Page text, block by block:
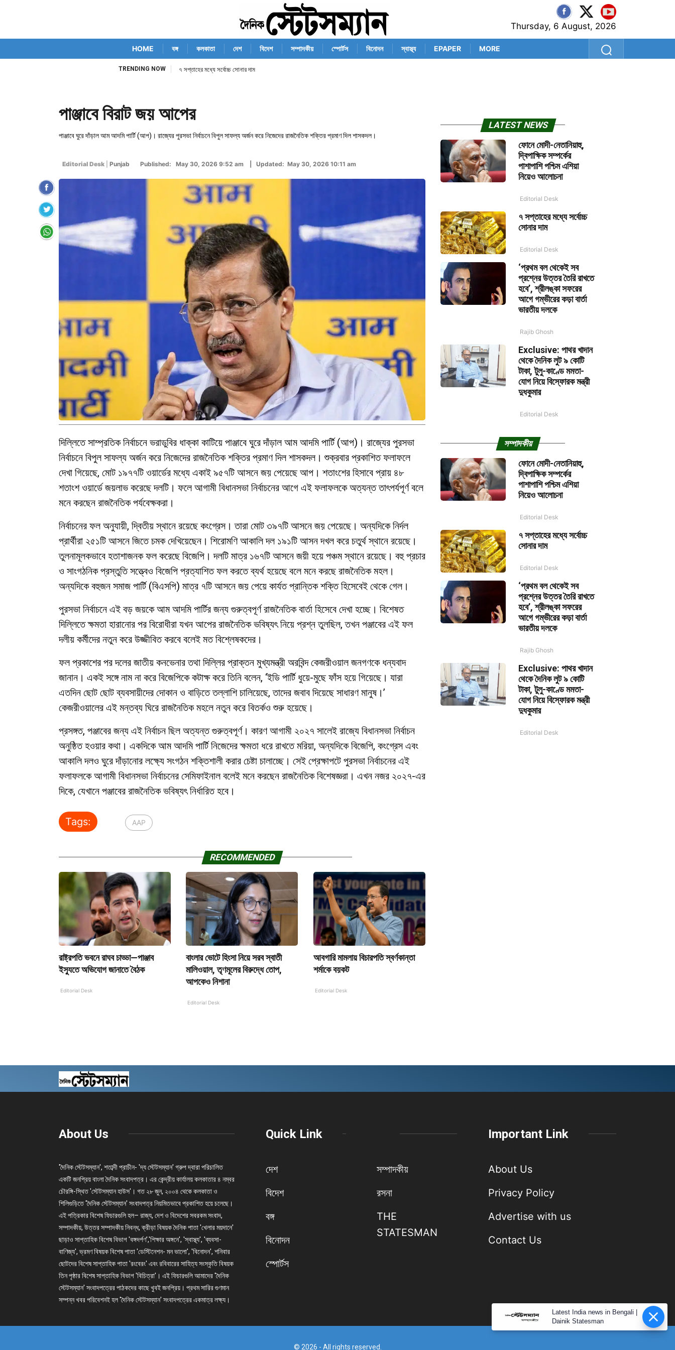
Thursday, 6 August, 2026
HOME বঙ্গ কলকাতা দেশ বিদেশ সম্পাদকীয় স্পোর্টস বিনোদন স্বাস্থ্য EPAPER MORE
TRENDING NOW ৭ সপ্তাহের মধ্যে সর্বোচ্চ সোনার দাম
পাঞ্জাবে বিরাট জয় আপের
পাঞ্জাবে ঘুরে দাঁড়াল আম আদমি পার্টি (আপ)। রাজ্যের পুরসভা নির্বাচনে বিপুল সাফল্য অর্জন করে নিজেদের রাজনৈতিক শক্তির প্রমাণ দিল শাসকদল।
Editorial Desk Punjab Published: May 30, 2026 9:52 am | Updated: May 30, 2026 10:11 am
দিল্লিতে সাম্প্রতিক নির্বাচনে ভরাডুবির ধাক্কা কাটিয়ে পাঞ্জাবে ঘুরে দাঁড়াল আম আদমি পার্টি (আপ)। রাজ্যের পুরসভা
নির্বাচনে বিপুল সাফল্য অর্জন করে নিজেদের রাজনৈতিক শক্তির প্রমাণ দিল শাসকদল। শুক্রবার প্রকাশিত ফলাফলে
দেখা গিয়েছে, মোট ১৯৭৭টি ওয়ার্ডের মধ্যে একাই ৯৫৭টি আসনে জয় পেয়েছে আপ। শতাংশের হিসাবে প্রায় ৪৮
শতাংশ ওয়ার্ডে জয়লাভ করেছে দলটি। ফলে আগামী বিধানসভা নির্বাচনের আগে এই ফলাফলকে অত্যন্ত তাৎপর্যপূর্ণ বলে
মনে করছেন রাজনৈতিক পর্যবেক্ষকরা।
নির্বাচনের ফল অনুযায়ী, দ্বিতীয় স্থানে রয়েছে কংগ্রেস। তারা মোট ৩৯৭টি আসনে জয় পেয়েছে। অন্যদিকে নির্দল
প্রার্থীরা ২৫১টি আসনে জিতে চমক দেখিয়েছেন। শিরোমণি আকালি দল ১৯১টি আসন দখল করে চতুর্থ স্থানে রয়েছে।
তুলনামূলকভাবে হতাশাজনক ফল করেছে বিজেপি। দলটি মাত্র ১৬৭টি আসনে জয়ী হয়ে পঞ্চম স্থানে রয়েছে। বহু প্রচার
ও সাংগঠনিক প্রস্তুতি সত্ত্বেও বিজেপি প্রত্যাশিত ফল করতে ব্যর্থ হয়েছে বলে মনে করছে রাজনৈতিক মহল।
অন্যদিকে বহুজন সমাজ পার্টি (বিএসপি) মাত্র ৭টি আসনে জয় পেয়ে কার্যত প্রান্তিক শক্তি হিসেবেই থেকে গেল।
পুরসভা নির্বাচনে এই বড় জয়কে আম আদমি পার্টির জন্য গুরুত্বপূর্ণ রাজনৈতিক বার্তা হিসেবে দেখা হচ্ছে। বিশেষত
দিল্লিতে ক্ষমতা হারানোর পর বিরোধীরা যখন আপের রাজনৈতিক ভবিষ্যৎ নিয়ে প্রশ্ন তুলছিল, তখন পঞ্জাবের এই ফল
দলীয় কর্মীদের নতুন করে উজ্জীবিত করবে বলেই মত বিশ্লেষকদের।
ফল প্রকাশের পর দলের জাতীয় কনভেনার তথা দিল্লির প্রাক্তন মুখ্যমন্ত্রী অরবিন্দ কেজরীওয়াল জনগণকে ধন্যবাদ
জানান। একই সঙ্গে নাম না করে বিজেপিকে কটাক্ষ করে তিনি বলেন, ‘ইডি পার্টি ধুয়ে-মুছে ফাঁস হয়ে গিয়েছে। যারা
এতদিন ছোট ছোট ব্যবসায়ীদের দোকান ও বাড়িতে তল্লাশি চালিয়েছে, তাদের জবাব দিয়েছে সাধারণ মানুষ।’
কেজরীওয়ালের এই মন্তব্য ঘিরে রাজনৈতিক মহলে নতুন করে বিতর্কও শুরু হয়েছে।
প্রসঙ্গত, পঞ্জাবের জন্য এই নির্বাচন ছিল অত্যন্ত গুরুত্বপূর্ণ। কারণ আগামী ২০২৭ সালেই রাজ্যে বিধানসভা নির্বাচন
অনুষ্ঠিত হওয়ার কথা। একদিকে আম আদমি পার্টি নিজেদের ক্ষমতা ধরে রাখতে মরিয়া, অন্যদিকে বিজেপি, কংগ্রেস এবং
আকালি দলও ঘুরে দাঁড়ানোর লক্ষ্যে সংগঠন শক্তিশালী করার চেষ্টা চালাচ্ছে। সেই প্রেক্ষাপটে পুরসভা নির্বাচনের এই
ফলাফলকে আগামী বিধানসভা নির্বাচনের সেমিফাইনাল বলেই মনে করছেন রাজনৈতিক বিশেষজ্ঞরা। এখন নজর ২০২৭-এর
দিকে, যেখানে পঞ্জাবের রাজনৈতিক ভবিষ্যৎ নির্ধারিত হবে।
Tags: AAP
RECOMMENDED
রাষ্ট্রপতি ভবনে রাঘব চাড্ডা—পাঞ্জাব
ইস্যুতে অভিযোগ জানাতে বৈঠক
Editorial Desk
বাংলার ভোটে হিংসা নিয়ে সরব স্বাতী
মালিওয়াল, তৃণমূলের বিরুদ্ধে তোপ,
আপকেও নিশানা
Editorial Desk
আবগারি মামলায় বিচারপতি স্বর্ণকান্তা
শর্মাকে বয়কট
Editorial Desk
LATEST NEWS
ফোনে মোদী-নেতানিয়াহু,
দ্বিপাক্ষিক সম্পর্কের
পাশাপাশি পশ্চিম এশিয়া
নিয়েও আলোচনা
Editorial Desk
৭ সপ্তাহের মধ্যে সর্বোচ্চ
সোনার দাম
Editorial Desk
‘প্রথম বল থেকেই সব
প্রশ্নের উত্তর তৈরি রাখতে
হবে’, শ্রীলঙ্কা সফরের
আগে গম্ভীরের কড়া বার্তা
ভারতীয় দলকে
Rajib Ghosh
Exclusive: পাথর খাদান
থেকে দৈনিক লুট ৯ কোটি
টাকা, টুলু-কাণ্ডে মমতা-
যোগ নিয়ে বিস্ফোরক মন্ত্রী
দুধকুমার
Editorial Desk
সম্পাদকীয়
ফোনে মোদী-নেতানিয়াহু,
দ্বিপাক্ষিক সম্পর্কের
পাশাপাশি পশ্চিম এশিয়া
নিয়েও আলোচনা
Editorial Desk
৭ সপ্তাহের মধ্যে সর্বোচ্চ
সোনার দাম
Editorial Desk
‘প্রথম বল থেকেই সব
প্রশ্নের উত্তর তৈরি রাখতে
হবে’, শ্রীলঙ্কা সফরের
আগে গম্ভীরের কড়া বার্তা
ভারতীয় দলকে
Rajib Ghosh
Exclusive: পাথর খাদান
থেকে দৈনিক লুট ৯ কোটি
টাকা, টুলু-কাণ্ডে মমতা-
যোগ নিয়ে বিস্ফোরক মন্ত্রী
দুধকুমার
Editorial Desk
About Us
'দৈনিক স্টেটসম্যান', শতাব্দী প্রাচীন- 'দ্য স্টেটসম্যান' গ্রুপ দ্বারা পরিচালিত
একটি জনপ্রিয় বাংলা দৈনিক সংবাদপত্র। এর কেন্দ্রীয় কার্যালয় কলকাতার ৪ নম্বর
চৌরঙ্গি-স্থিত 'স্টেটসম্যান হাউস'। গত ২৮ জুন, ২০০৪ থেকে কলকাতা ও
শিলিগুড়িতে 'দৈনিক স্টেটসম্যান' সংবাদপত্র নিয়মিতভাবে প্রকাশিত হয়ে চলেছে।
এই পত্রিকার বিশেষ ফিচারগুলি হল– রাজ্য, দেশ ও বিদেশের সবরকম সংবাদ,
সম্পাদকীয়, উত্তর সম্পাদকীয় নিবন্ধ, ক্রীড়া বিষয়ক দৈনিক পাতা 'খেলার ময়দানে'
ছাড়াও সাপ্তাহিক বিশেষ বিভাগ 'বঙ্গদর্পণ','শিক্ষার অঙ্গনে', 'স্বাস্থ্য', 'ব্যবসা-
বাণিজ্য', ভ্রমণ বিষয়ক বিশেষ পাতা 'ডেস্টিনেশন- মন ভালো', 'বিনোদন', শনিবার
ছোটদের বিশেষ সাপ্তাহিক পাতা 'রংবেরং' এবং রবিবারের সাহিত্য সংস্কৃতি বিষয়ক
তিন পৃষ্ঠার বিশেষ সাপ্তাহিক বিভাগ 'বিচিত্রা'। এই ফিচারগুলি আমাদের 'দৈনিক
স্টেটসম্যান' সংবাদপত্রের পাঠকদের কাছে খুবই জনপ্রিয়। প্রথম সারির গুণমান
সম্পন্ন খবর পরিবেশনই হল 'দৈনিক স্টেটসম্যান' সংবাদপত্রের একমাত্র লক্ষ্য।
Quick Link
দেশ
বিদেশ
বঙ্গ
বিনোদন
স্পোর্টস
সম্পাদকীয়
রসনা
THE
STATESMAN
Important Link
About Us
Privacy Policy
Advertise with us
Contact Us
© 2026 - All rights reserved.
Latest India news in Bengali |
Dainik Statesman